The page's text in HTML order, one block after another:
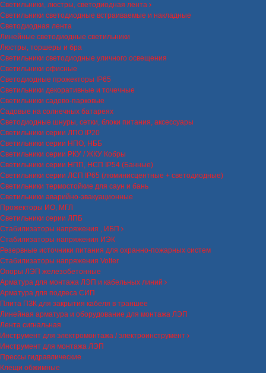
Светильники, люстры, светодиодная лента
Светильники светодиодные встраиваемые и накладные
Светодиодная лента
Линейные светодиодные светильники
Люстры, торшеры и бра
Светильники светодиодные уличного освещения
Светильники офисные
Светодиодные прожекторы IP65
Светильники декоративные и точечные
Светильники садово-парковые
Садовые на солнечных батареях
Светодиодные шнуры, сетки, блоки питания, аксессуары
Светильники серии ЛПО IP20
Светильники серии НПО, НББ
Светильники серии РКУ / ЖКУ Кобры
Светильники серии НПП, НСП IP54 (Банные)
Светильники серии ЛСП IP65 (люминисцентные + светодиодные)
Светильники термостойкие для саун и бань
Светильники аварийно-эвакуационные
Прожекторы ИО, МГЛ
Светильники серии ЛПБ
Стабилизаторы напряжения , ИБП
Стабилизаторы напряжения ИЭК
Резервные источники питания для охранно-пожарных систем
Стабилизаторы напряжения Volter
Опоры ЛЭП железобетонные
Арматура для монтажа ЛЭП и кабельных линий
Арматура для подвеса СИП
Плита ПЗК для закрытия кабеля в траншее
Линейная арматура и оборудование для монтажа ЛЭП
Лента сигнальная
Инструмент для электромонтажа / электроинструмент
Инструмент для монтажа ЛЭП
Прессы гидравлические
Клещи обжимные